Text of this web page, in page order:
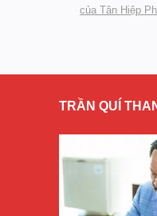
của Tân Hiệp
TRẦN QUÍ